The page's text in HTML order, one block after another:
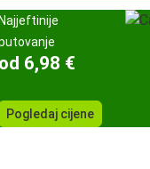
6,98 €
Pogledaj cijene